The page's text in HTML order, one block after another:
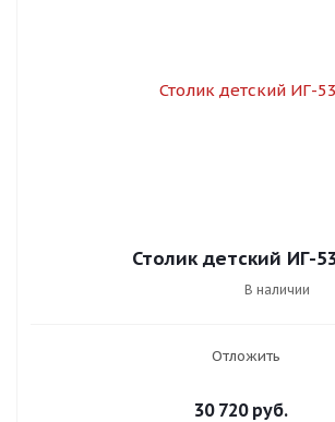
Столик детский ИГ-
В наличии
Отложить
30 720руб.